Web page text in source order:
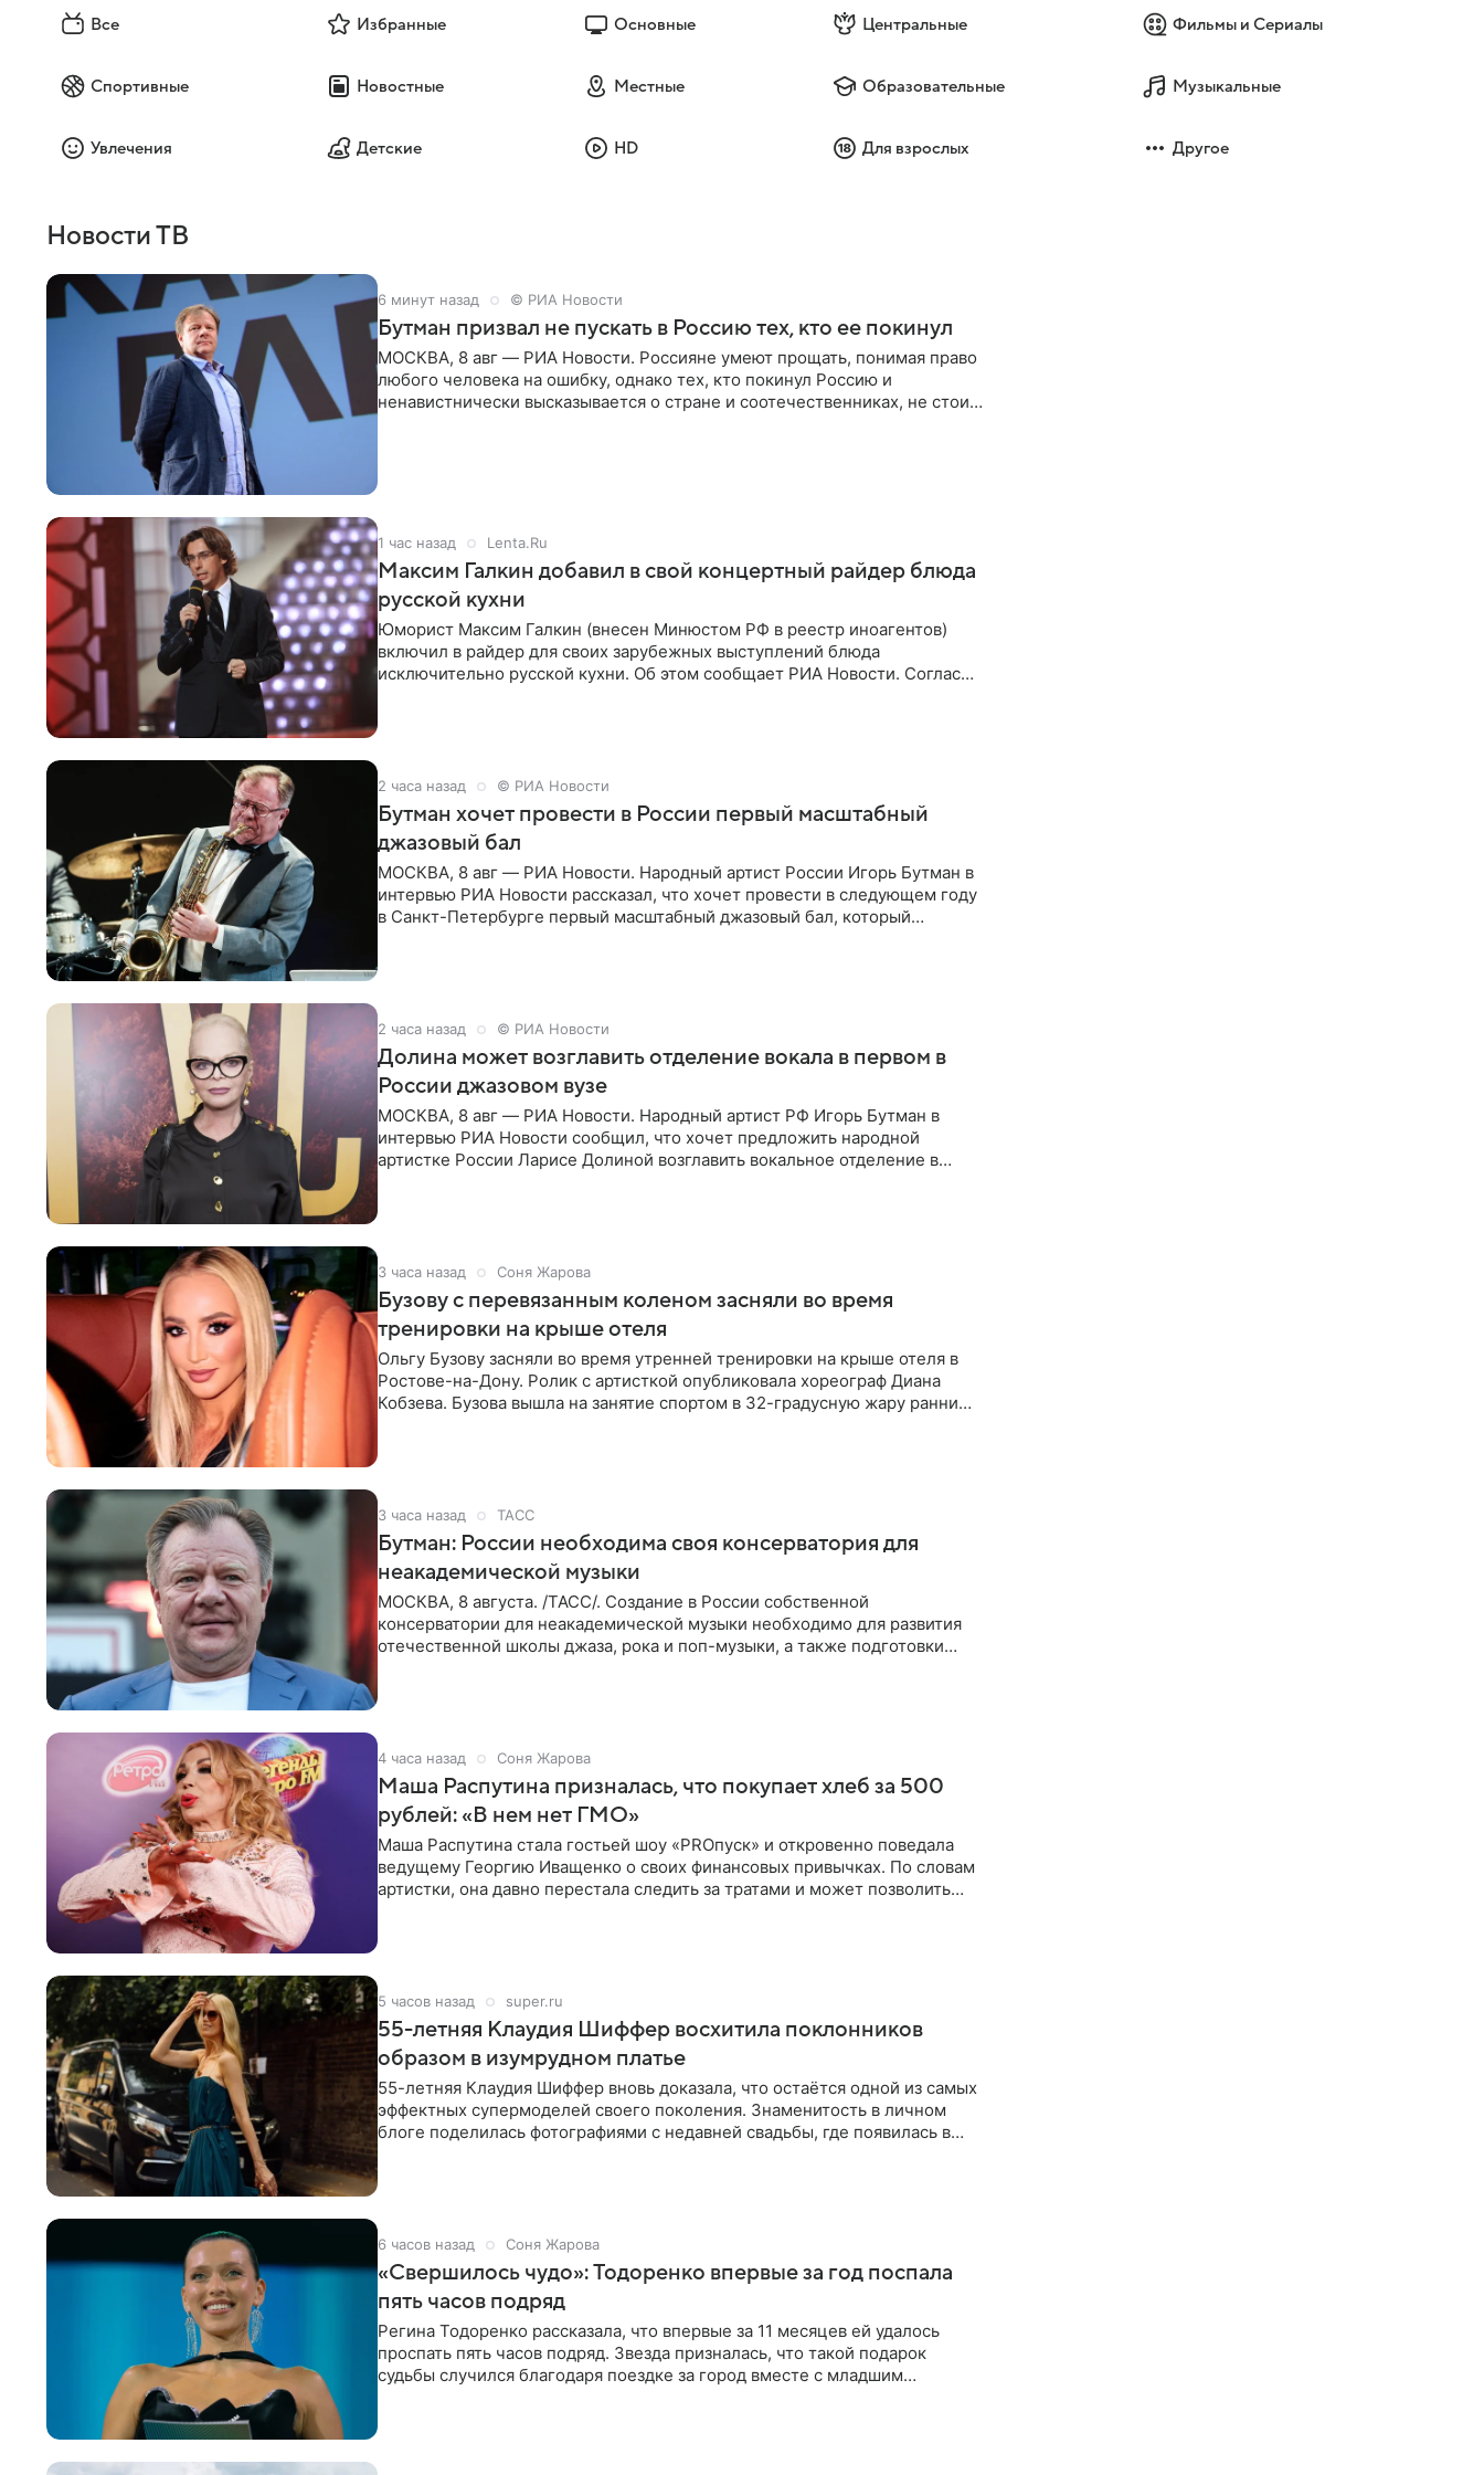
Все Избранные Основные Центральные Фильмы и Сериалы
Спортивные Новостные Местные Образовательные Музыкальные
Увлечения Детские HD Для взрослых Другое
Новости ТВ
6 минут назад © РИА Новости
Бутман призвал не пускать в Россию тех, кто ее покинул
МОСКВА, 8 авг — РИА Новости. Россияне умеют прощать, понимая право
любого человека на ошибку, однако тех, кто покинул Россию и
ненавистнически высказывается о стране и соотечественниках, не стоит
1 час назад Lenta.Ru
Максим Галкин добавил в свой концертный райдер блюда
русской кухни
Юморист Максим Галкин (внесен Минюстом РФ в реестр иноагентов)
включил в райдер для своих зарубежных выступлений блюда
исключительно русской кухни. Об этом сообщает РИА Новости. Согласно
2 часа назад © РИА Новости
Бутман хочет провести в России первый масштабный
джазовый бал
МОСКВА, 8 авг — РИА Новости. Народный артист России Игорь Бутман в
интервью РИА Новости рассказал, что хочет провести в следующем году
в Санкт-Петербурге первый масштабный джазовый бал, который
2 часа назад © РИА Новости
Долина может возглавить отделение вокала в первом в
России джазовом вузе
МОСКВА, 8 авг — РИА Новости. Народный артист РФ Игорь Бутман в
интервью РИА Новости сообщил, что хочет предложить народной
артистке России Ларисе Долиной возглавить вокальное отделение в
3 часа назад Соня Жарова
Бузову с перевязанным коленом засняли во время
тренировки на крыше отеля
Ольгу Бузову засняли во время утренней тренировки на крыше отеля в
Ростове-на-Дону. Ролик с артисткой опубликовала хореограф Диана
Кобзева. Бузова вышла на занятие спортом в 32-градусную жару ранним
3 часа назад ТАСС
Бутман: России необходима своя консерватория для
неакадемической музыки
МОСКВА, 8 августа. /ТАСС/. Создание в России собственной
консерватории для неакадемической музыки необходимо для развития
отечественной школы джаза, рока и поп-музыки, а также подготовки
4 часа назад Соня Жарова
Маша Распутина призналась, что покупает хлеб за 500
рублей: «В нем нет ГМО»
Маша Распутина стала гостьей шоу «PROпуск» и откровенно поведала
ведущему Георгию Иващенко о своих финансовых привычках. По словам
артистки, она давно перестала следить за тратами и может позволить
5 часов назад super.ru
55-летняя Клаудия Шиффер восхитила поклонников
образом в изумрудном платье
55-летняя Клаудия Шиффер вновь доказала, что остаётся одной из самых
эффектных супермоделей своего поколения. Знаменитость в личном
блоге поделилась фотографиями с недавней свадьбы, где появилась в
6 часов назад Соня Жарова
«Свершилось чудо»: Тодоренко впервые за год поспала
пять часов подряд
Регина Тодоренко рассказала, что впервые за 11 месяцев ей удалось
проспать пять часов подряд. Звезда призналась, что такой подарок
судьбы случился благодаря поездке за город вместе с младшим